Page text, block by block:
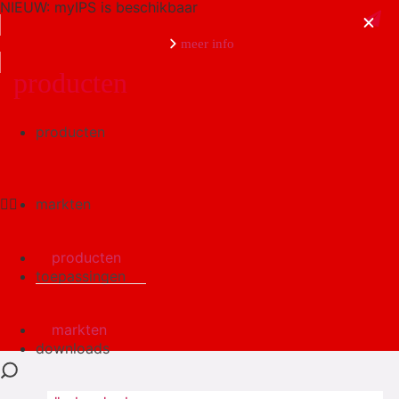
NIEUW: myIPS is beschikbaar
meer info
producten
markten
toepassingen
downloads
producten
markten
producten